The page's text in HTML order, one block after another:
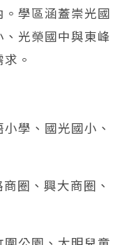
學區涵蓋崇光國
光榮國中與東峰
。
學、國光國小、
圈、興大商圈、